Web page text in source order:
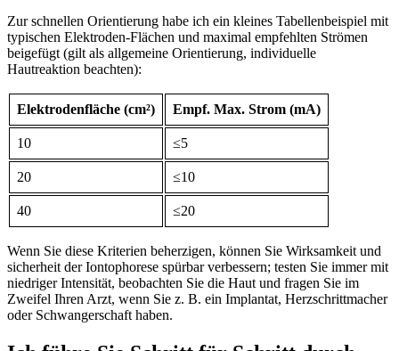
Zur schnellen Orientierung habe ich ein kleines ⁤Tabellenbeispiel ​mit
typischen Elektroden‑Flächen und maximal empfehlten Strömen
beigefügt (gilt als allgemeine Orientierung, individuelle
‍Hautreaktion⁢ beachten):
Elektrodenfläche (cm²) Empf. Max. Strom (mA)
10 ≤5
20 ≤10
40 ≤20
Wenn Sie diese Kriterien beherzigen, können Sie Wirksamkeit und
sicherheit der Iontophorese spürbar verbessern; testen Sie immer mit
niedriger Intensität, beobachten Sie die Haut und fragen Sie im
Zweifel Ihren Arzt, wenn Sie z. B. ein Implantat, Herzschrittmacher‌
oder Schwangerschaft‍ haben.